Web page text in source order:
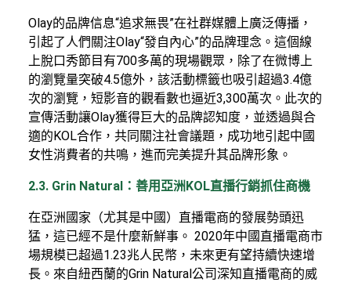
Olay的品牌信息“追求無畏”在社群媒體上廣泛傳播，
引起了人們關注Olay“發自內心”的品牌理念。這個線
上脫口秀節目有700多萬的現場觀眾，除了在微博上
的瀏覽量突破4.5億外，該活動標籤也吸引超過3.4億
次的瀏覽，短影音的觀看數也逼近3,300萬次。此次的
宣傳活動讓Olay獲得巨大的品牌認知度，並透過與合
適的KOL合作，共同關注社會議題，成功地引起中國
女性消費者的共鳴，進而完美提升其品牌形象。
2.3. Grin Natural：善用亞洲KOL直播行銷抓住商機
在亞洲國家（尤其是中國）直播電商的發展勢頭迅
猛，這已經不是什麼新鮮事。 2020年中國直播電商市
場規模已超過1.23兆人民幣，未來更有望持續快速增
長。來自紐西蘭的Grin Natural公司深知直播電商的威